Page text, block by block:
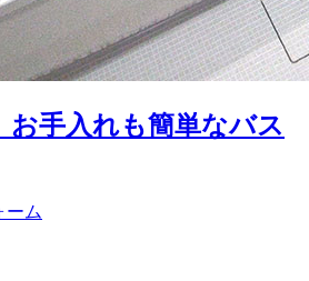
お手入れも簡単なバス
ーム